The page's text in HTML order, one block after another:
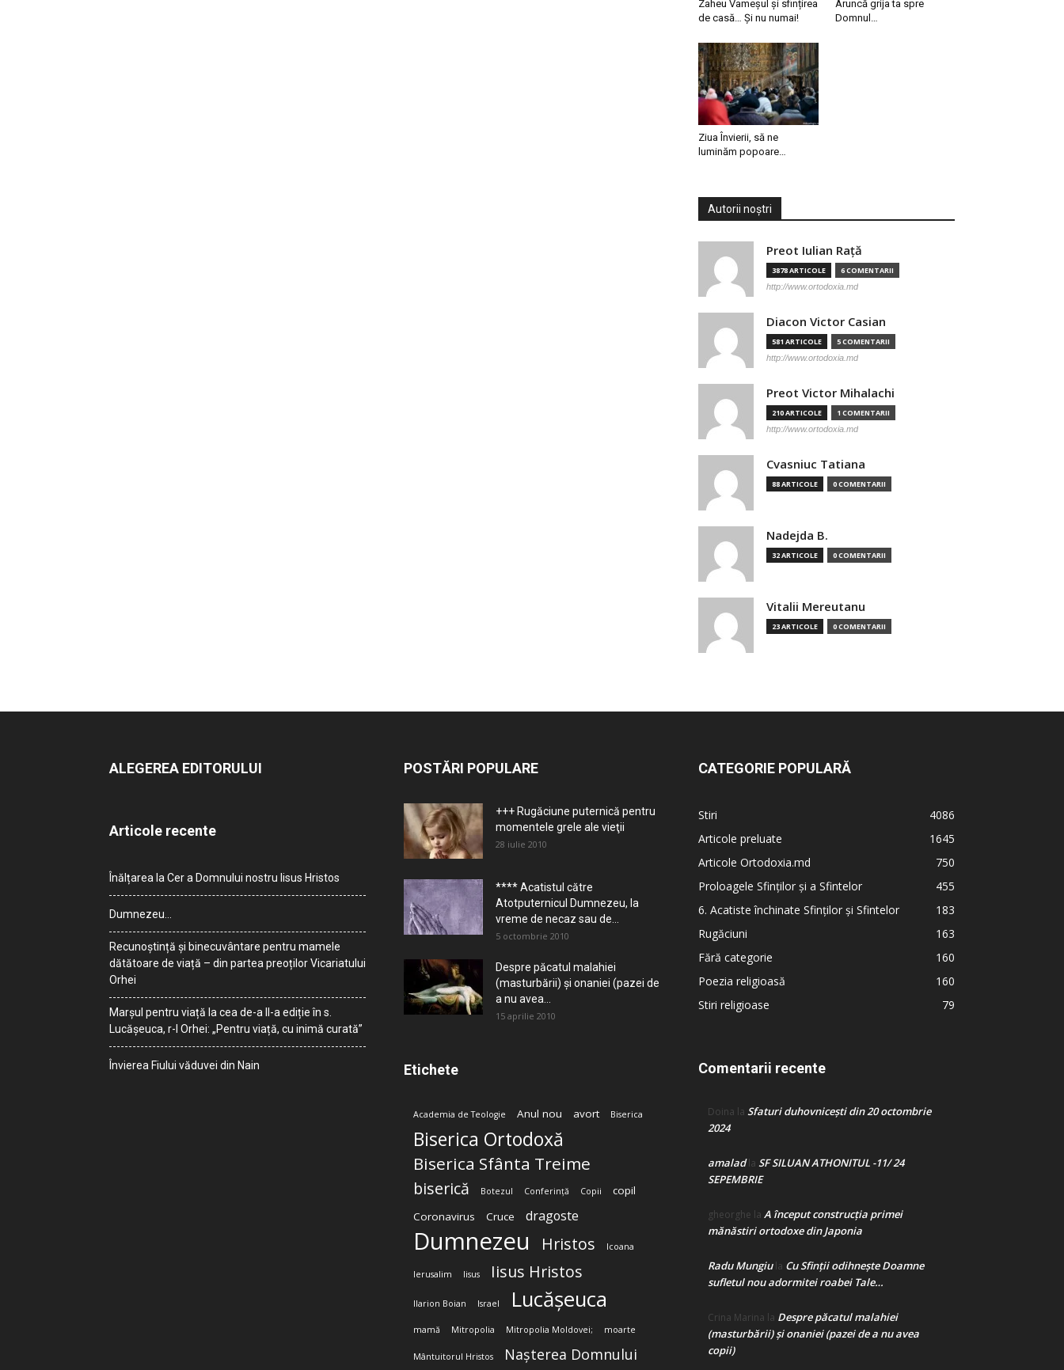
Zaheu Vameșul și sfințirea
de casă… Și nu numai!
Aruncă grija ta spre
Domnul…
Ziua Învierii, să ne
luminăm popoare…
Autorii noștri
Preot Iulian Raţă
3878 ARTICOLE 6 COMENTARII
http://www.ortodoxia.md
Diacon Victor Casian
581 ARTICOLE 5 COMENTARII
http://www.ortodoxia.md
Preot Victor Mihalachi
210 ARTICOLE 1 COMENTARII
http://www.ortodoxia.md
Cvasniuc Tatiana
88 ARTICOLE 0 COMENTARII
Nadejda B.
32 ARTICOLE 0 COMENTARII
Vitalii Mereutanu
23 ARTICOLE 0 COMENTARII
ALEGEREA EDITORULUI
Articole recente
Înălțarea la Cer a Domnului nostru Iisus Hristos
Dumnezeu…
Recunoștință și binecuvântare pentru mamele
dătătoare de viață – din partea preoților Vicariatului
Orhei
Marșul pentru viață la cea de-a II-a ediție în s.
Lucășeuca, r-l Orhei: „Pentru viață, cu inimă curată”
Învierea Fiului văduvei din Nain
POSTĂRI POPULARE
+++ Rugăciune puternică pentru
momentele grele ale vieţii
28 iulie 2010
**** Acatistul către
Atotputernicul Dumnezeu, la
vreme de necaz sau de...
5 octombrie 2010
Despre păcatul malahiei
(masturbării) şi onaniei (pazei de
a nu avea...
15 aprilie 2010
Etichete
Academia de Teologie Anul nou avort Biserica
Biserica Ortodoxă
Biserica Sfânta Treime
biserică Botezul Conferință Copii
copil
Coronavirus
Cruce dragoste
Dumnezeu Hristos Icoana
Ierusalim Iisus Iisus Hristos
Ilarion Boian Israel Lucășeuca
mamă Mitropolia Mitropolia Moldovei; moarte
Mântuitorul Hristos Nașterea Domnului
CATEGORIE POPULARĂ
Stiri
4086
Articole preluate
1645
Articole Ortodoxia.md
750
Proloagele Sfinților și a Sfintelor
455
6. Acatiste închinate Sfinților și Sfintelor
183
Rugăciuni
163
Fără categorie
160
Poezia religioasă
160
Stiri religioase
79
Comentarii recente
Doina la Sfaturi duhovnicești din 20 octombrie
2024
amaladla SF SILUAN ATHONITUL -11/ 24
SEPEMBRIE
gheorghe la A început construcţia primei
mănăstiri ortodoxe din Japonia
Radu Mungiula Cu Sfinții odihnește Doamne
sufletul nou adormitei roabei Tale…
Crina Marina la Despre păcatul malahiei
(masturbării) şi onaniei (pazei de a nu avea
copii)